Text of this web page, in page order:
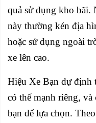
quả sử dụng kho bãi.
này thường kén địa
hoặc sử dụng ngoài
xe lên cao.
Hiệu Xe Bạn dự định
có thế mạnh riêng,
bạn để lựa chọn.